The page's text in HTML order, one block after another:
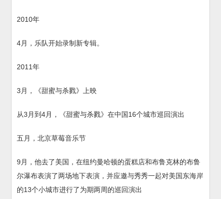
2010年
4月，乐队开始录制新专辑。
2011年
3月，《甜蜜与杀戮》上映
从3月到4月，《甜蜜与杀戮》在中国16个城市巡回演出
五月，北京草莓音乐节
9月，他去了美国，在纽约曼哈顿的蛋糕店和布鲁克林的布鲁
尔瀑布表演了两场地下表演，并应邀与秀秀一起对美国东海岸
的13个小城市进行了为期两周的巡回演出